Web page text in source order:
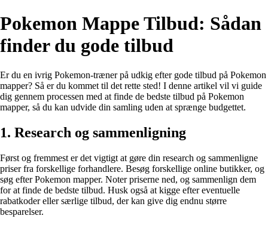
Pokemon Mappe Tilbud: Sådan
finder du gode tilbud
Er du en ivrig Pokemon-træner på udkig efter gode tilbud på Pokemon
mapper? Så er du kommet til det rette sted! I denne artikel vil vi guide
dig gennem processen med at finde de bedste tilbud på Pokemon
mapper, så du kan udvide din samling uden at sprænge budgettet.
1. Research og sammenligning
Først og fremmest er det vigtigt at gøre din research og sammenligne
priser fra forskellige forhandlere. Besøg forskellige online butikker, og
søg efter Pokemon mapper. Noter priserne ned, og sammenlign dem
for at finde de bedste tilbud. Husk også at kigge efter eventuelle
rabatkoder eller særlige tilbud, der kan give dig endnu større
besparelser.